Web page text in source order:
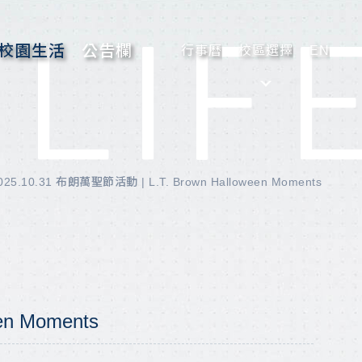
園生活 公告欄 行事曆 校區選擇 EN
布朗萬聖節活動 | L.T. Brown Halloween Moments
Moments